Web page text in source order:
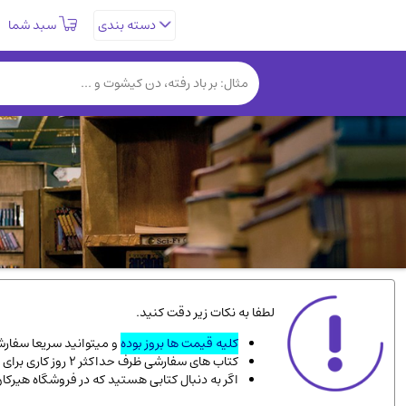
دسته بندی سبد شما
کتب نادر و کمیاب(19)
فلسفه و جامعه شناسی(151)
دانشگاهی و آموزشی(534)
ورزشی و تربیت بدنی
سیاسی(116)
کتاب های مصور رنگی و گلاسه(23)
دایره المعارف و فرهنگ
سینما و فیلم
زندگینامه شهدا
لطفا به نکات زیر دقت کنید.
کلیه قیمت ها بروز بودهو میتوانید سریعا
کتاب های سفارشی ظرف حداکثر 2 روز کاری برای پست پیشتاز، و 3 روز کاری برای پست سفارشی، به دست شما میرسد.
اگر به دنبال کتابی هستید که در فروشگاه